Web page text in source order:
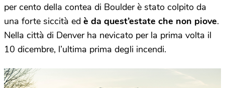
per cento della contea di Boulder è stato colpito da
una forte siccità ed è da quest’estate che non piove.
Nella città di Denver ha nevicato per la prima volta il
10 dicembre, l’ultima prima degli incendi.